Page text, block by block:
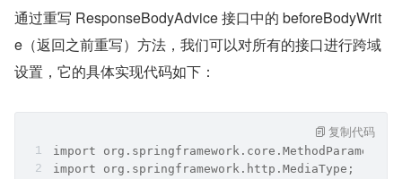
通过重写 ResponseBodyAdvice 接口中的 beforeBodyWrit
e（返回之前重写）方法，我们可以对所有的接口进行跨域
设置，它的具体实现代码如下：
import org.springframework.core.MethodParameter;
import org.springframework.http.MediaType;
复制代码